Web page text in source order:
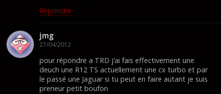
Répondre
jmg
27/04/2012
pour répondre a TRD j’ai fais effectivement une
deuch une R12 TS actuellement une cx turbo et par
le passé une Jaguar si tu peut en faire autant je suis
preneur petit boufon